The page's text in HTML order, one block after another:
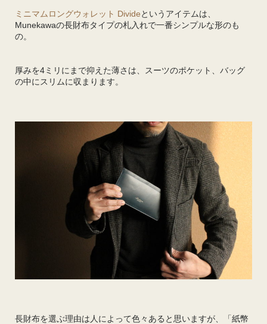
ミニマムロングウォレット Divideというアイテムは、
Munekawaの長財布タイプの札入れで一番シンプルな形のも
の。
厚みを4ミリにまで抑えた薄さは、スーツのポケット、バッグ
の中にスリムに収まります。
長財布を選ぶ理由は人によって色々あると思いますが、「紙幣